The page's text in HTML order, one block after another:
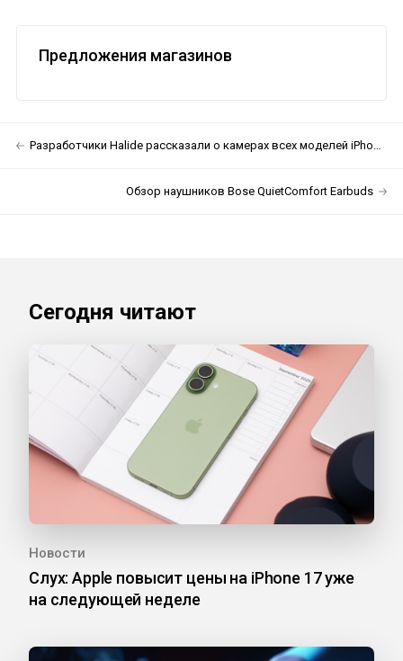
Предложения магазинов
Разработчики Halide рассказали о камерах всех моделей iPhone 12
Обзор наушников Bose QuietComfort Earbuds
Сегодня читают
Новости
Слух: Apple повысит цены на iPhone 17 уже
на следующей неделе